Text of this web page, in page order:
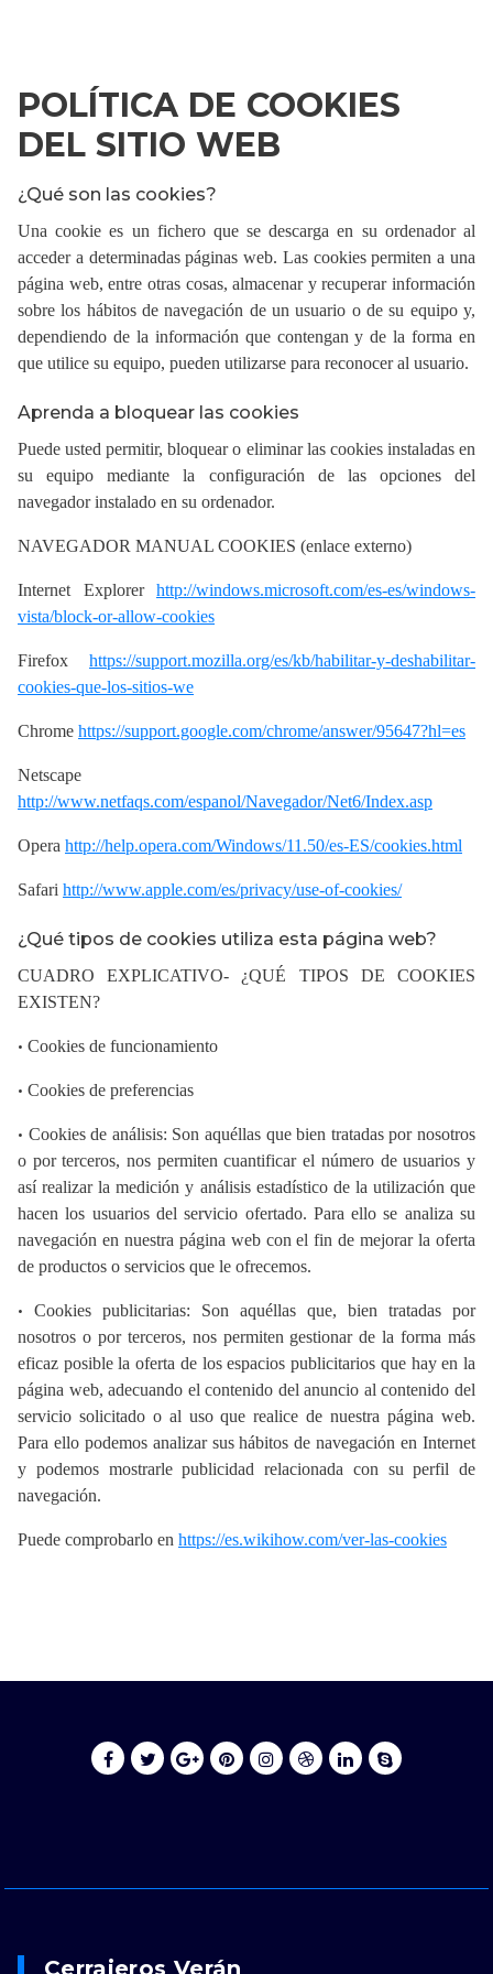
POLÍTICA DE COOKIES
DEL SITIO WEB
¿Qué son las cookies?
Una cookie es un fichero que se descarga en su ordenador al
acceder a determinadas páginas web. Las cookies permiten a una
página web, entre otras cosas, almacenar y recuperar información
sobre los hábitos de navegación de un usuario o de su equipo y,
dependiendo de la información que contengan y de la forma en
que utilice su equipo, pueden utilizarse para reconocer al usuario.
Aprenda a bloquear las cookies
Puede usted permitir, bloquear o eliminar las cookies instaladas en
su equipo mediante la configuración de las opciones del
navegador instalado en su ordenador.
NAVEGADOR MANUAL COOKIES (enlace externo)
Internet Explorer http://windows.microsoft.com/es-es/windows-
vista/block-or-allow-cookies
Firefox https://support.mozilla.org/es/kb/habilitar-y-deshabilitar-
cookies-que-los-sitios-we
Chrome https://support.google.com/chrome/answer/95647?hl=es
Netscape
http://www.netfaqs.com/espanol/Navegador/Net6/Index.asp
Opera http://help.opera.com/Windows/11.50/es-ES/cookies.html
Safari http://www.apple.com/es/privacy/use-of-cookies/
¿Qué tipos de cookies utiliza esta página web?
CUADRO EXPLICATIVO- ¿QUÉ TIPOS DE COOKIES
EXISTEN?
• Cookies de funcionamiento
• Cookies de preferencias
• Cookies de análisis: Son aquéllas que bien tratadas por nosotros
o por terceros, nos permiten cuantificar el número de usuarios y
así realizar la medición y análisis estadístico de la utilización que
hacen los usuarios del servicio ofertado. Para ello se analiza su
navegación en nuestra página web con el fin de mejorar la oferta
de productos o servicios que le ofrecemos.
• Cookies publicitarias: Son aquéllas que, bien tratadas por
nosotros o por terceros, nos permiten gestionar de la forma más
eficaz posible la oferta de los espacios publicitarios que hay en la
página web, adecuando el contenido del anuncio al contenido del
servicio solicitado o al uso que realice de nuestra página web.
Para ello podemos analizar sus hábitos de navegación en Internet
y podemos mostrarle publicidad relacionada con su perfil de
navegación.
Puede comprobarlo en https://es.wikihow.com/ver-las-cookies